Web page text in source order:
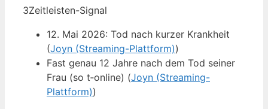
3Zeitleisten-Signal
12. Mai 2026: Tod nach kurzer Krankheit
(Joyn (Streaming-Plattform))
Fast genau 12 Jahre nach dem Tod seiner
Frau (so t‑online) (Joyn (Streaming-
Plattform))